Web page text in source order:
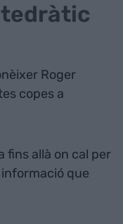
Roger
copes a
fins allà on cal per
que